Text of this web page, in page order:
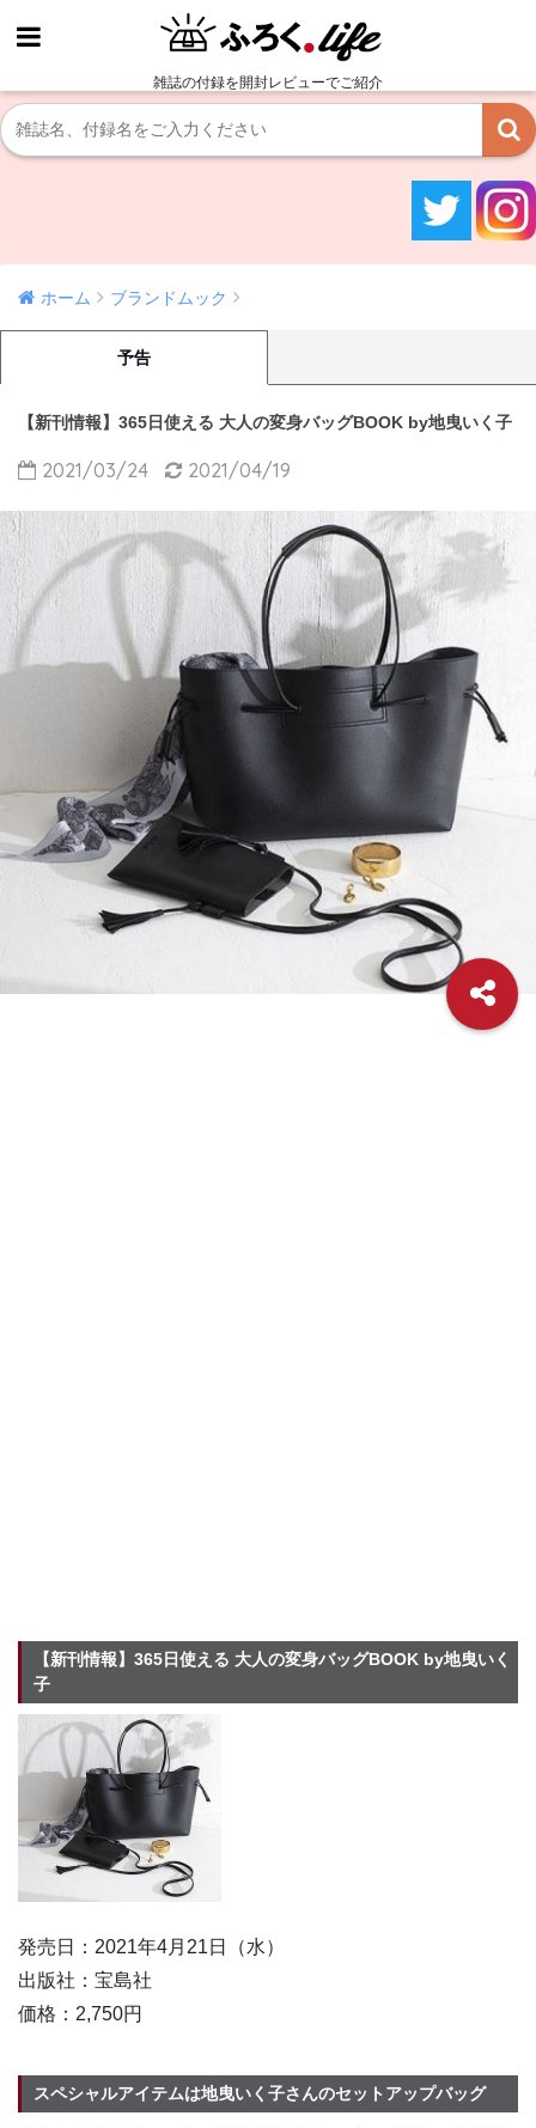
雑誌の付録を開封レビューでご紹介
ホーム ブランドムック
予告
【新刊情報】365日使える 大人の変身バッグBOOK by地曳いく子
2021/03/24 2021/04/19
【新刊情報】365日使える 大人の変身バッグBOOK by地曳いく
子
発売日：2021年4月21日（水）
出版社：宝島社
価格：2,750円
スペシャルアイテムは地曳いく子さんのセットアップバッグ